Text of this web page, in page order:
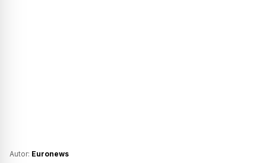
Autor: Euronews